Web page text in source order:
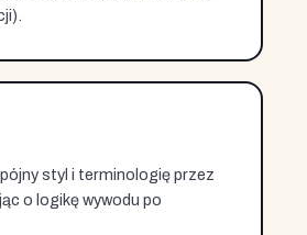
styl i terminologię przez
o logikę wywodu po